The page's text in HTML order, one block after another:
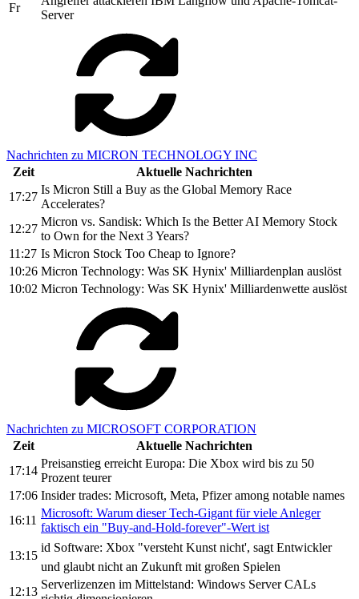
Fr
Server
Nachrichten zu MICRON TECHNOLOGY INC
Zeit
Aktuelle Nachrichten
17:27
Is Micron Still a Buy as the Global Memory Race
Accelerates?
12:27
Micron vs. Sandisk: Which Is the Better AI Memory Stock
to Own for the Next 3 Years?
11:27 Is Micron Stock Too Cheap to Ignore?
10:26 Micron Technology: Was SK Hynix' Milliardenplan auslöst
10:02 Micron Technology: Was SK Hynix' Milliardenwette auslöst
Nachrichten zu MICROSOFT CORPORATION
Zeit
Aktuelle Nachrichten
17:14
Preisanstieg erreicht Europa: Die Xbox wird bis zu 50
Prozent teurer
17:06 Insider trades: Microsoft, Meta, Pfizer among notable names
16:11
Microsoft: Warum dieser Tech-Gigant für viele Anleger
faktisch ein "Buy-and-Hold-forever"-Wert ist
13:15
id Software: Xbox "versteht Kunst nicht', sagt Entwickler
und glaubt nicht an Zukunft mit großen Spielen
12:13
Serverlizenzen im Mittelstand: Windows Server CALs